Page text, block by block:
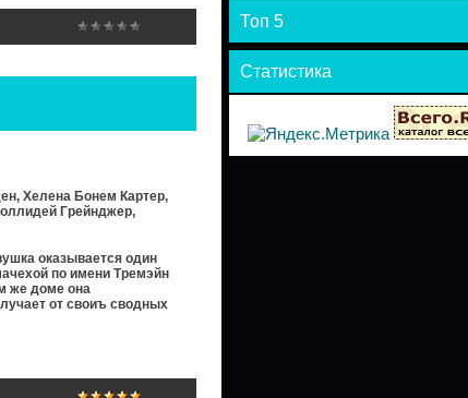
Хелена Бонем Картер,
Грейнджер,
оказывается один
по имени Тремэйн
же доме она
от своиъ сводных
Топ 5
Статистика